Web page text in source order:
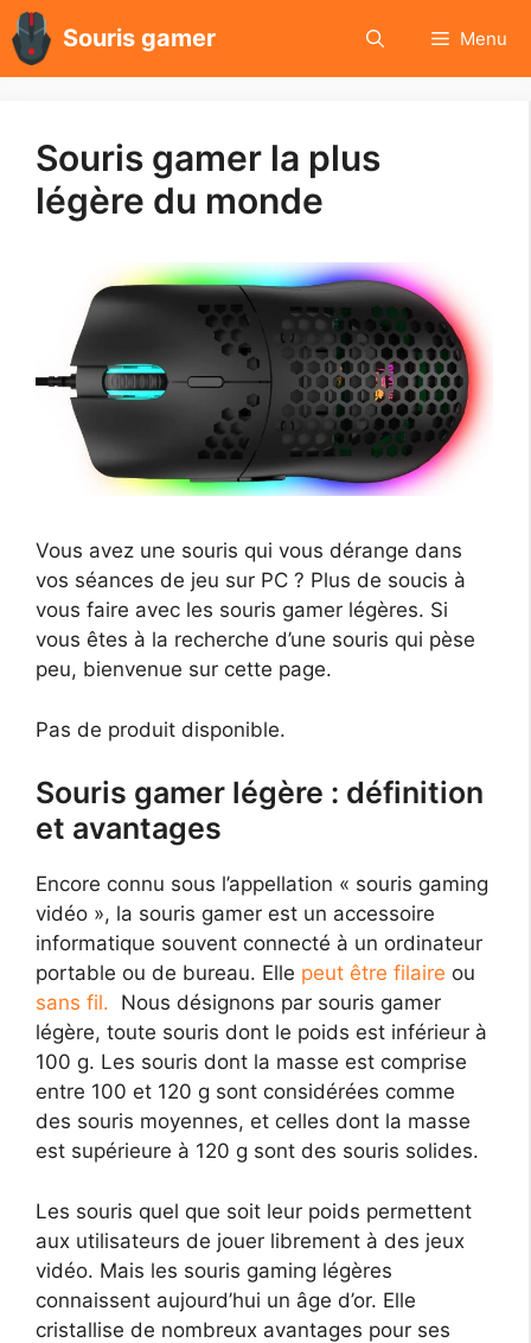
Aller
au
contenu
Souris gamer Menu
Souris gamer la plus
légère du monde
Vous avez une souris qui vous dérange dans
vos séances de jeu sur PC ? Plus de soucis à
vous faire avec les souris gamer légères. Si
vous êtes à la recherche d’une souris qui pèse
peu, bienvenue sur cette page.
Pas de produit disponible.
Souris gamer légère : définition
et avantages
Encore connu sous l’appellation « souris gaming
vidéo », la souris gamer est un accessoire
informatique souvent connecté à un ordinateur
portable ou de bureau. Elle peut être filaire ou
sans fil. Nous désignons par souris gamer
légère, toute souris dont le poids est inférieur à
100 g. Les souris dont la masse est comprise
entre 100 et 120 g sont considérées comme
des souris moyennes, et celles dont la masse
est supérieure à 120 g sont des souris solides.
Les souris quel que soit leur poids permettent
aux utilisateurs de jouer librement à des jeux
vidéo. Mais les souris gaming légères
connaissent aujourd’hui un âge d’or. Elle
cristallise de nombreux avantages pour ses